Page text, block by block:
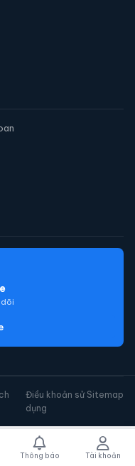
Điều khoản sử
dụng
Sitemap
Thông báo Tài khoản